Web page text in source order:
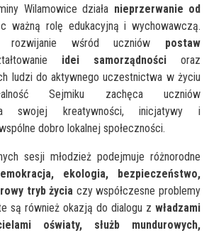
Wilamowice działa nieprzerwanie od
ważną rolę edukacyjną i wychowawczą.
wśród uczniów postaw
idei samorządności oraz
ludzi do aktywnego uczestnictwa w życiu
Sejmiku zachęca uczniów
swojej kreatywności, inicjatywy i
dobro lokalnej społeczności.
sesji młodzież podejmuje różnorodne
ekologia, bezpieczeństwo,
tryb życia czy współczesne problemy
są również okazją do dialogu z władzami
oświaty, służb mundurowych,